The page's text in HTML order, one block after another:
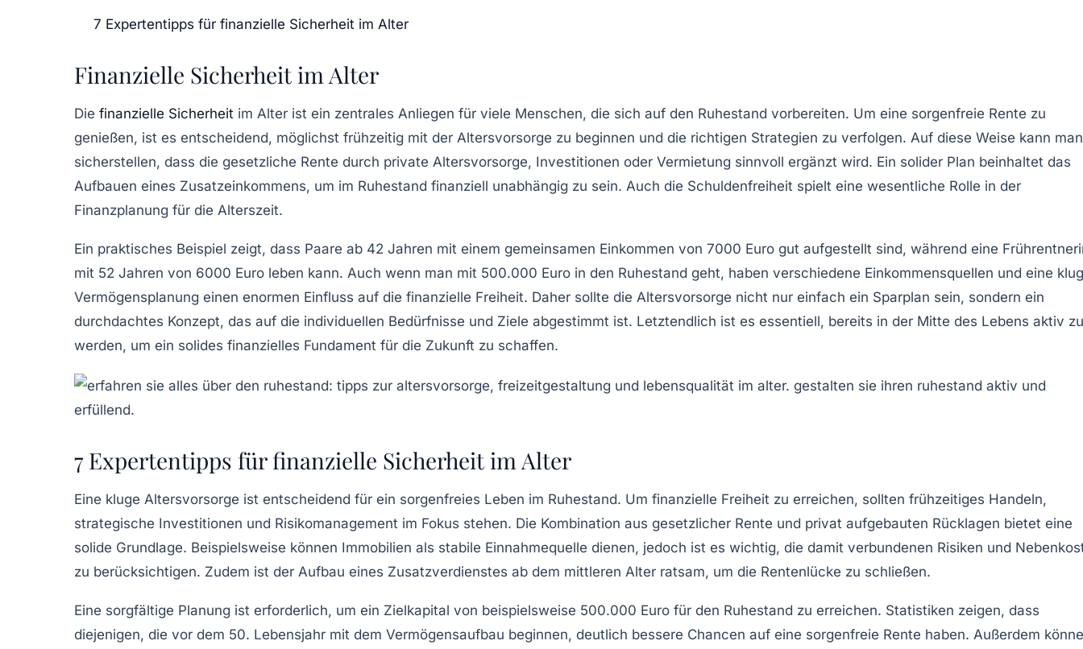
7 Expertentipps für finanzielle Sicherheit im Alter
Finanzielle Sicherheit im Alter
Die finanzielle Sicherheit im Alter ist ein zentrales Anliegen für viele Menschen, die sich auf den Ruhestand vorbereiten. Um eine sorgenfreie Rente zu
genießen, ist es entscheidend, möglichst frühzeitig mit der Altersvorsorge zu beginnen und die richtigen Strategien zu verfolgen. Auf diese Weise kann man
sicherstellen, dass die gesetzliche Rente durch private Altersvorsorge, Investitionen oder Vermietung sinnvoll ergänzt wird. Ein solider Plan beinhaltet das
Aufbauen eines Zusatzeinkommens, um im Ruhestand finanziell unabhängig zu sein. Auch die Schuldenfreiheit spielt eine wesentliche Rolle in der
Finanzplanung für die Alterszeit.
Ein praktisches Beispiel zeigt, dass Paare ab 42 Jahren mit einem gemeinsamen Einkommen von 7000 Euro gut aufgestellt sind, während eine
mit 52 Jahren von 6000 Euro leben kann. Auch wenn man mit 500.000 Euro in den Ruhestand geht, haben verschiedene Einkommensquellen und eine
Vermögensplanung einen enormen Einfluss auf die finanzielle Freiheit. Daher sollte die Altersvorsorge nicht nur einfach ein Sparplan sein, sondern ein
durchdachtes Konzept, das auf die individuellen Bedürfnisse und Ziele abgestimmt ist. Letztendlich ist es essentiell, bereits in der Mitte des Lebens aktiv zu
werden, um ein solides finanzielles Fundament für die Zukunft zu schaffen.
7 Expertentipps für finanzielle Sicherheit im Alter
Eine kluge Altersvorsorge ist entscheidend für ein sorgenfreies Leben im Ruhestand. Um finanzielle Freiheit zu erreichen, sollten frühzeitiges Handeln,
strategische Investitionen und Risikomanagement im Fokus stehen. Die Kombination aus gesetzlicher Rente und privat aufgebauten Rücklagen bietet eine
solide Grundlage. Beispielsweise können Immobilien als stabile Einnahmequelle dienen, jedoch ist es wichtig, die damit verbundenen Risiken und
zu berücksichtigen. Zudem ist der Aufbau eines Zusatzverdienstes ab dem mittleren Alter ratsam, um die Rentenlücke zu schließen.
Eine sorgfältige Planung ist erforderlich, um ein Zielkapital von beispielsweise 500.000 Euro für den Ruhestand zu erreichen. Statistiken zeigen, dass
diejenigen, die vor dem 50. Lebensjahr mit dem Vermögensaufbau beginnen, deutlich bessere Chancen auf eine sorgenfreie Rente haben. Außerdem